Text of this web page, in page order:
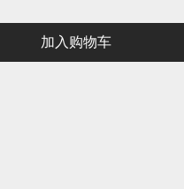
加入购物车